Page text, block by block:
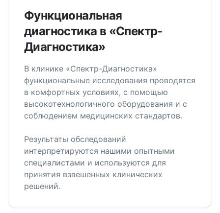
Функциональная
диагностика в «Спектр-
Диагностика»
В клинике «Спектр-Диагностика»
функциональные исследования проводятся
в комфортных условиях, с помощью
высокотехнологичного оборудования и с
соблюдением медицинских стандартов.
Результаты обследований
интерпретируются нашими опытными
специалистами и используются для
принятия взвешенных клинических
решений.